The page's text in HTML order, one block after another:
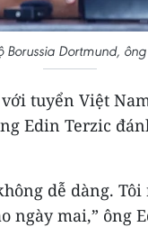
Dortmund,
tuyển Việt
Edin Terzic
dễ dàng.
ngày mai,” ông